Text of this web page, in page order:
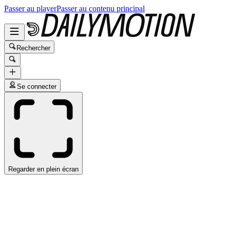
Passer au playerPasser au contenu principal
Rechercher
Se connecter
Regarder en plein écran